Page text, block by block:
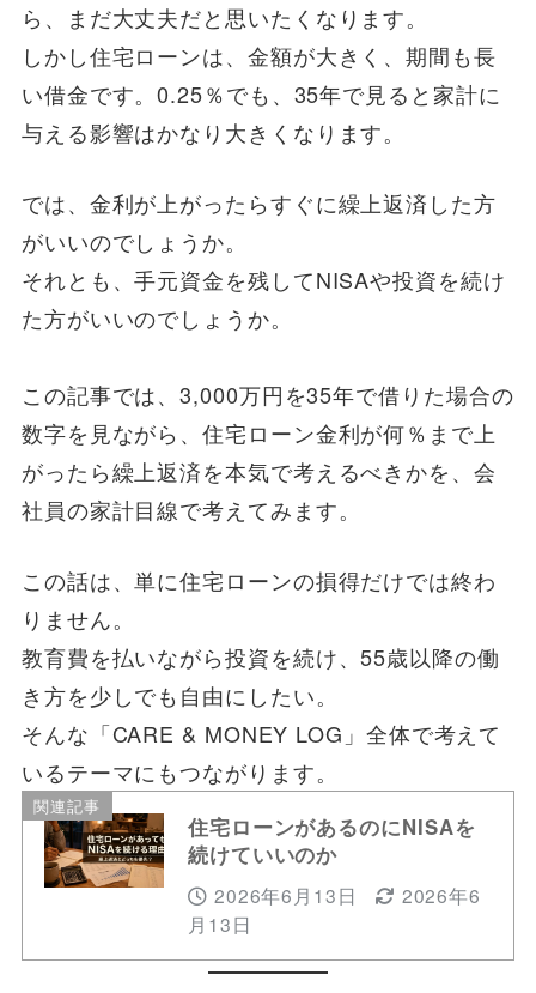
ら、まだ大丈夫だと思いたくなります。
しかし住宅ローンは、金額が大きく、期間も長
い借金です。0.25％でも、35年で見ると家計に
与える影響はかなり大きくなります。
では、金利が上がったらすぐに繰上返済した方
がいいのでしょうか。
それとも、手元資金を残してNISAや投資を続け
た方がいいのでしょうか。
この記事では、3,000万円を35年で借りた場合の
数字を見ながら、住宅ローン金利が何％まで上
がったら繰上返済を本気で考えるべきかを、会
社員の家計目線で考えてみます。
この話は、単に住宅ローンの損得だけでは終わ
りません。
教育費を払いながら投資を続け、55歳以降の働
き方を少しでも自由にしたい。
そんな「CARE & MONEY LOG」全体で考えて
いるテーマにもつながります。
関連記事
住宅ローンがあるのにNISAを
続けていいのか
2026年6月13日
2026年6
月13日